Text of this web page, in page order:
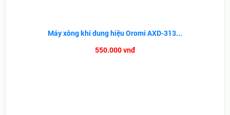
Máy xông khí dung hiệu Oromi AXD-313...
550.000 vnđ